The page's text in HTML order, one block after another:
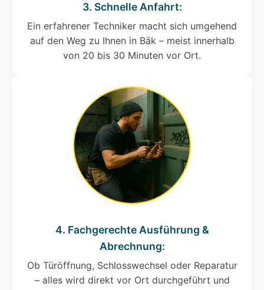
3. Schnelle Anfahrt:
Ein erfahrener Techniker macht sich umgehend
auf den Weg zu Ihnen in Bäk – meist innerhalb
von 20 bis 30 Minuten vor Ort.
4. Fachgerechte Ausführung &
Abrechnung:
Ob Türöffnung, Schlosswechsel oder Reparatur
– alles wird direkt vor Ort durchgeführt und